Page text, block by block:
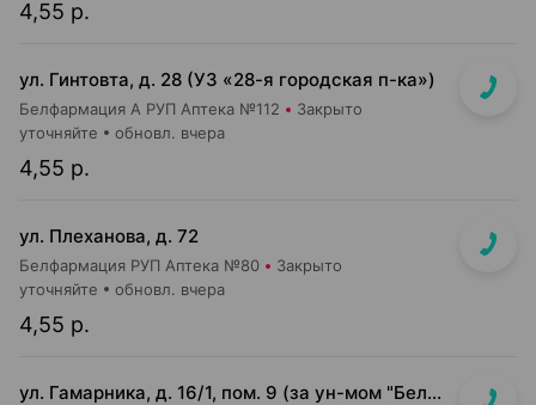
4,55 р.
ул. Гинтовта, д. 28 (УЗ «28-я городская п-ка»)
Белфармация А РУП Аптека №112 Закрыто
4,55 р.
уточняйте обновл. вчера
ул. Плеханова, д. 72
Белфармация РУП Аптека №80 Закрыто
4,55 р.
уточняйте обновл. вчера
ул. Гамарника, д. 16/1, пом. 9 (за ун-мом "БелМаркет")